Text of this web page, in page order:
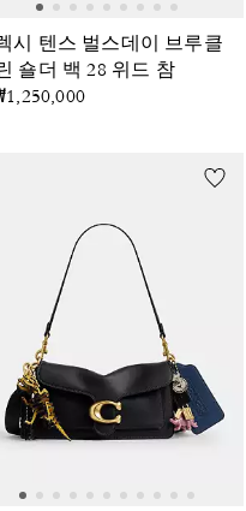
시 텐스 벌스데이 브루클
숄더 백 28 위드 참